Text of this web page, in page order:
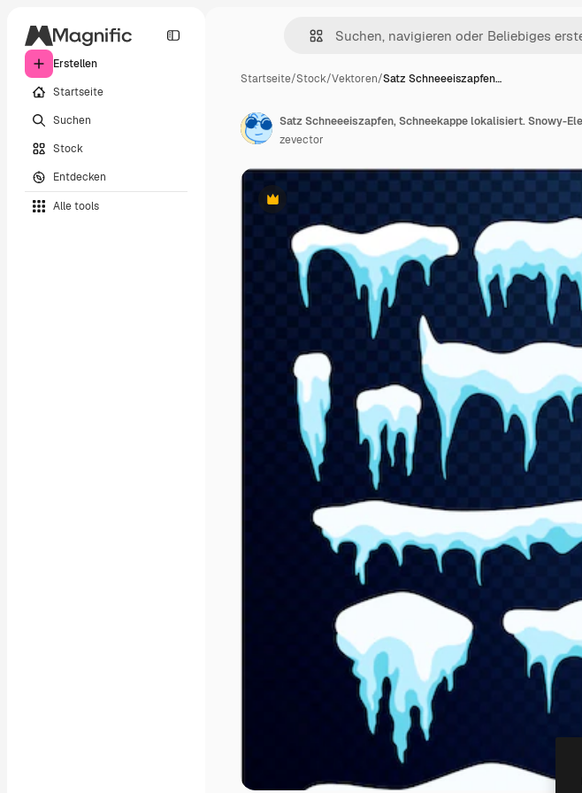
Erstellen
Startseite
Suchen
Stock
Entdecken
Alle tools
Startseite/Stock/Vektoren/Satz Schneeeiszapfen…
Premium
zevector